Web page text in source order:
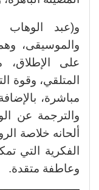
و(عبد الوهاب
والموسيقى،
على
المتلقي، وقوة
مباشرة،
والترجمة عن
ألحانه خلاصة
الفكرية التي
وعاطفة متقدة.